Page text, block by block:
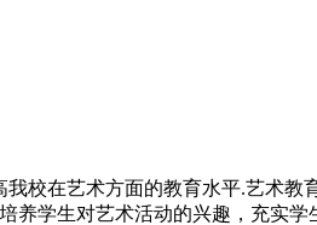
校在艺术方面的教育水平.艺术
学生对艺术活动的兴趣，充实学